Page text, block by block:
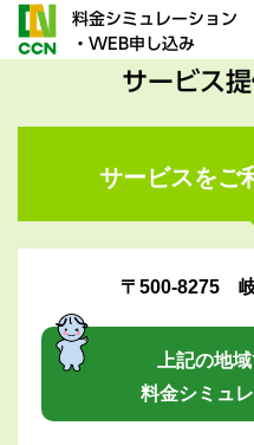
料金シミュレーション
・WEB申し込み
サービス
サービスをご
〒500-8275
上記の地
料金シミュ